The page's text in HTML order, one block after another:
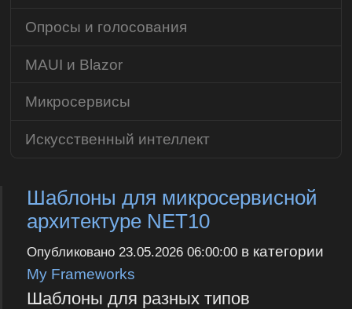
Шаблоны для микросервисной
архитектуре NET10
Опубликовано 23.05.2026 06:00:00в категории
My Frameworks
Шаблоны для разных типов
Опросы и голосования
MAUI и Blazor
Микросервисы
Искусственный интеллект